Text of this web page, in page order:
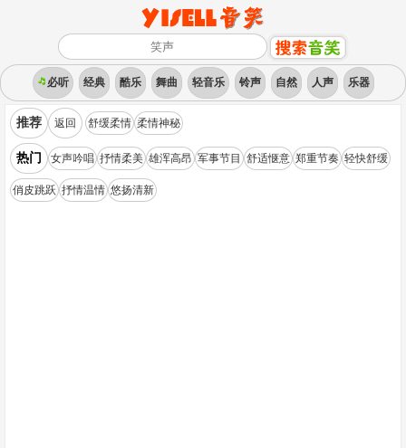
必听 经典 酷乐 舞曲 轻音乐 铃声 自然 人声 乐器
推荐 返回 舒缓柔情 柔情神秘
热门 女声吟唱 抒情柔美 雄浑高昂 军事节目 舒适惬意 郑重节奏 轻快舒缓
俏皮跳跃 抒情温情 悠扬清新